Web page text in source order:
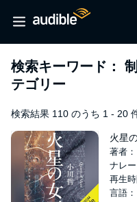
検索キーワード：
テゴリー
検索結果 110 のうち 1 - 20
火星
著者：
ナレ
再生
言語